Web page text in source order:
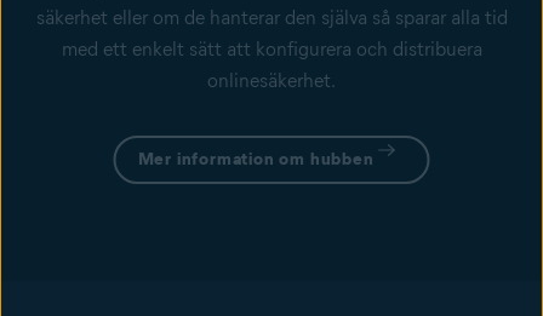
säkerhet eller om de hanterar den själva så sparar alla tid
med ett enkelt sätt att konfigurera och distribuera
onlinesäkerhet.
Mer information om hubben